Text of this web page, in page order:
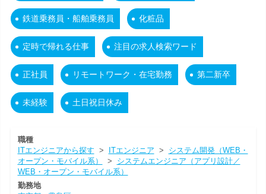
鉄道乗務員・船舶乗務員 化粧品
定時で帰れる仕事 注目の求人検索ワード
正社員 リモートワーク・在宅勤務 第二新卒
未経験 土日祝日休み
職種
ITエンジニアから探す > ITエンジニア > システム開発（WEB・
オープン・モバイル系）
> システムエンジニア（アプリ設計／
WEB・オープン・モバイル系）
勤務地